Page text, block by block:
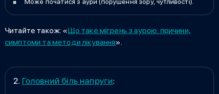
Може початися з аури (порушення зору, чутливості).
Читайте також: «Що таке мігрень з аурою: причини,
симптоми та методи лікування».
2. Головний біль напруги: